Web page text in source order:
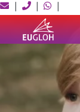
| | |